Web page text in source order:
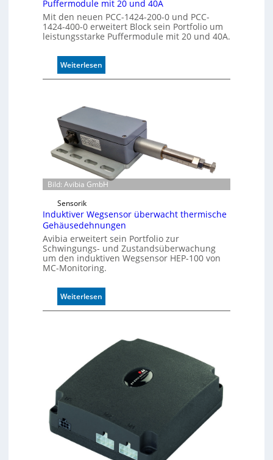
l
e
Puffermodule mit 20 und 40A
Mit den neuen PCC-1424-200-0 und PCC-
1424-400-0 erweitert Block sein Portfolio um
leistungsstarke Puffermodule mit 20 und 40A.
Weiterlesen
P
f
r
o
d
u
l
m
i
t
2
0
u
4
Bild: Avibia GmbH
Sensorik
Induktiver Wegsensor überwacht thermische
Gehäusedehnungen
Avibia erweitert sein Portfolio zur
Schwingungs- und Zustandsüberwachung
um den induktiven Wegsensor HEP-100 von
MC-Monitoring.
Weiterlesen
I
k
W
e
g